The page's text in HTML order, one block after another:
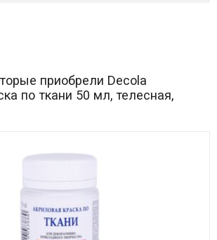
приобрели Decola
по ткани 50 мл, телесная,